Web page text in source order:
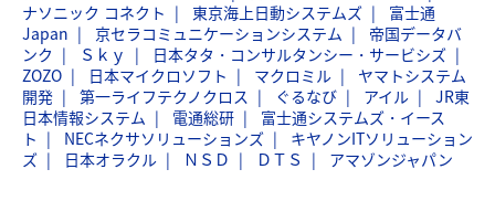
ナソニック コネクト
東京海上日動システムズ
富士通
Japan
京セラコミュニケーションシステム
帝国データバ
ンク
Ｓｋｙ
日本タタ・コンサルタンシー・サービシズ
ZOZO
日本マイクロソフト マクロミル
ヤマトシステム
開発
第一ライフテクノクロス ぐるなび アイル
JR東
日本情報システム
電通総研
富士通システムズ・イース
ト
NECネクサソリューションズ
キヤノンITソリューション
ズ
日本オラクル ＮＳＤ ＤＴＳ アマゾンジャパン